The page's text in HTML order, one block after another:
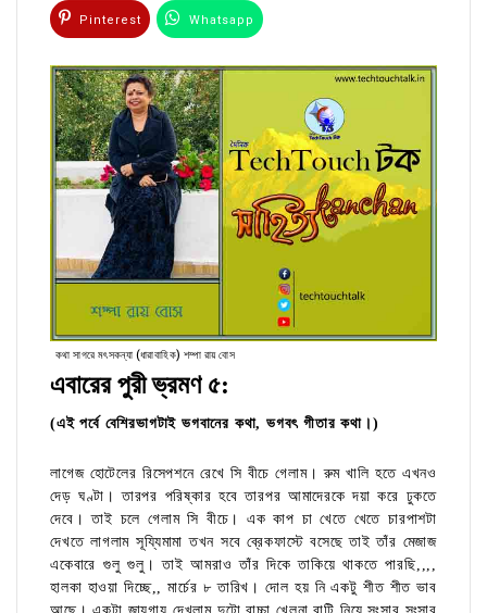
Pinterest Whatsapp
কথা সাগরে মৎসকন্যা (ধারাবাহিক) শম্পা রায় বোস
এবারের পুরী ভ্রমণ ৫:
(এই পর্বে বেশিরভাগটাই ভগবানের কথা, ভগবৎ গীতার কথা।)
লাগেজ হোটেলের রিসেপশনে রেখে সি বীচে গেলাম। রুম খালি হতে এখনও
দেড় ঘণ্টা। তারপর পরিষ্কার হবে তারপর আমাদেরকে দয়া করে ঢুকতে
দেবে। তাই চলে গেলাম সি বীচে। এক কাপ চা খেতে খেতে চারপাশটা
দেখতে লাগলাম সূয্যিমামা তখন সবে ব্রেকফাস্টে বসেছে তাই তাঁর মেজাজ
একেবারে গুলু গুলু। তাই আমরাও তাঁর দিকে তাকিয়ে থাকতে পারছি,,,,
হালকা হাওয়া দিচ্ছে,, মার্চের ৮ তারিখ। দোল হয় নি একটু শীত শীত ভাব